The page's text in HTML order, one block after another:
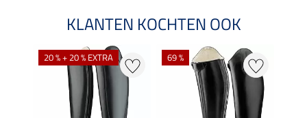
KLANTEN KOCHTEN OOK
20 % + 20 % EXTRA 69 %